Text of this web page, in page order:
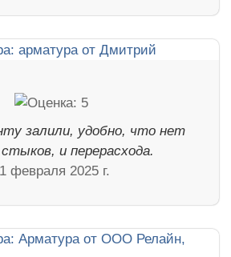
залили, удобно, что нет
и перерасхода.
февраля 2025 г.